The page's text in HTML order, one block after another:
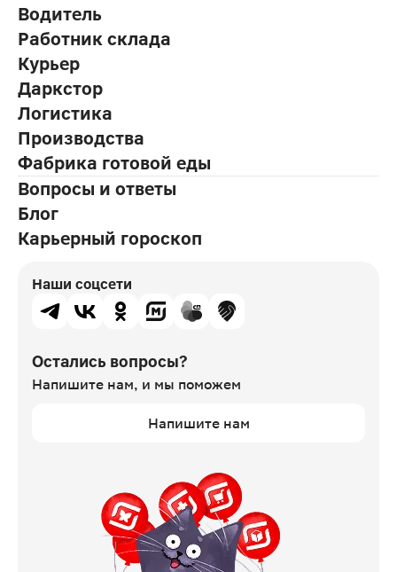
Водитель
Работник склада
Курьер
Даркстор
Логистика
Производства
Фабрика готовой еды
Вопросы и ответы
Блог
Карьерный гороскоп
Наши соцсети
Остались вопросы?
Напишите нам, и мы поможем
Напишите нам